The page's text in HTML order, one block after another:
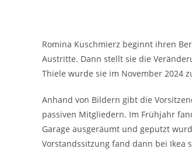
Romina Kuschmierz beginnt ihren
Austritte. Dann stellt sie die
Thiele wurde sie im November 2024
Anhand von Bildern gibt die
passiven Mitgliedern. Im Frühjahr
Garage ausgeräumt und geputzt
Vorstandssitzung fand dann bei